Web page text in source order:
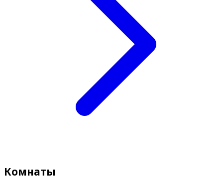
Комнаты